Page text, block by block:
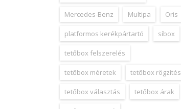
Mercedes-Benz Multipa Oris
platformos kerékpártartó síbox
tetőbox felszerelés
tetőbox méretek tetőbox rögzítés
tetőbox választás tetőbox árak